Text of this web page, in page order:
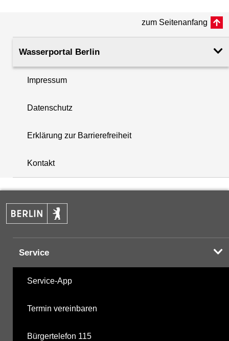
+
−
zum Seitenanfang
Wasserportal Berlin
Impressum
Datenschutz
Erklärung zur Barrierefreiheit
Kontakt
Service
Service-App
Termin vereinbaren
Bürgertelefon 115